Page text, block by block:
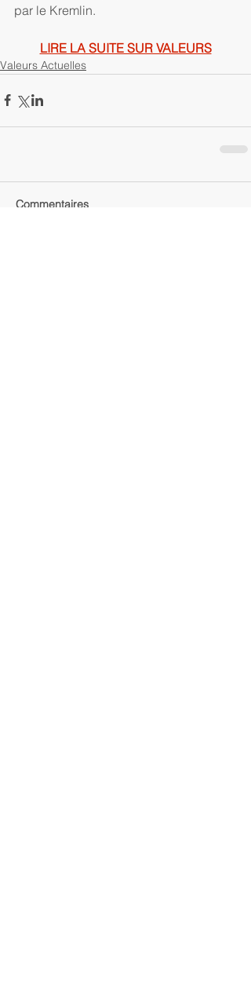
par le Kremlin.
LIRE LA SUITE SUR VALEURS
Valeurs Actuelles
Commentaires